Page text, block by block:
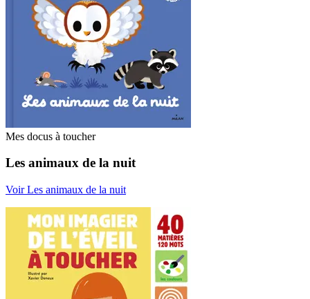
Mes docus à toucher
Les animaux de la nuit
Voir Les animaux de la nuit